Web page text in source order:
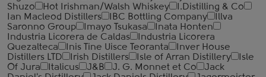
Shuzo
Hot Irishman/Walsh Whiskey
I.Distilling & Co
Ian Macleod Distillers
IBC Bottling Company
Illva
Saronno Group
Imayo Tsukasa
Inata Honten
Industria Licorera de Caldas
Industria Licorera
Quezalteca
Inis Tine Uisce Teoranta
Inver House
Distillers LTD
Irish Distillers Isle of Arran Distillery
Isle
Of Jura
Italicus J&B J. G. Monnet et Co
Jack